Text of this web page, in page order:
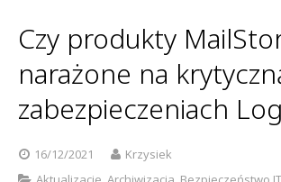
Backup-Solutions
Bezpieczeństwo IT
Usługi
Newsletter
Czy produkty
narażone na
zabezpieczeniach
16/12/2021
Krzysiek